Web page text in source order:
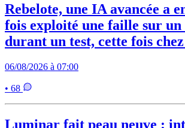
Rebelote, une IA avancée a
fois exploité une faille sur
durant un test, cette fois
06/08/2026 à 07:00
• 68
Luminar fait peau neuve :